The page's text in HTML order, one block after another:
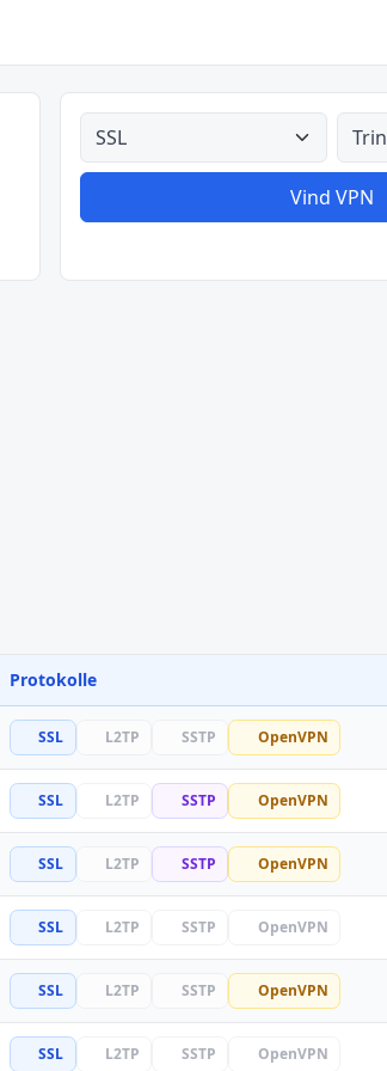
Alle tipes Alle
Vind VPN
Protokolle
SSL L2TP SSTP OpenVPN
SSL L2TP SSTP OpenVPN
SSL L2TP SSTP OpenVPN
SSL L2TP SSTP OpenVPN
SSL L2TP SSTP OpenVPN
SSL L2TP SSTP OpenVPN